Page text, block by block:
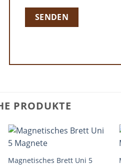
PRODUKTE
+
Magnetisches Brett Uni 5